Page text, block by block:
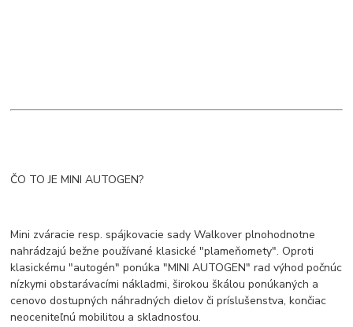
ČO TO JE MINI AUTOGEN?
Mini zváracie resp. spájkovacie sady Walkover plnohodnotne
nahrádzajú bežne používané klasické "plameňomety". Oproti
klasickému "autogén" ponúka "MINI AUTOGEN" rad výhod počnúc
nízkymi obstarávacími nákladmi, širokou škálou ponúkaných a
cenovo dostupných náhradných dielov či príslušenstva, končiac
neoceniteľnú mobilitou a skladnosťou.